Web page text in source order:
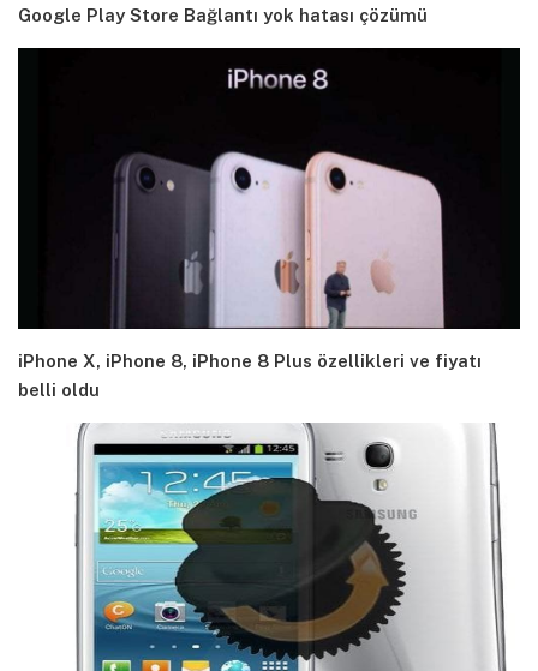
Google Play Store Bağlantı yok hatası çözümü
iPhone X, iPhone 8, iPhone 8 Plus özellikleri ve fiyatı
belli oldu